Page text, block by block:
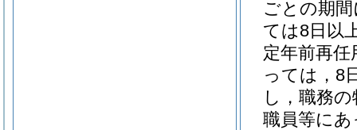
ごとの期
ては8日以
定年前再
っては，8
し，職務
職員等に